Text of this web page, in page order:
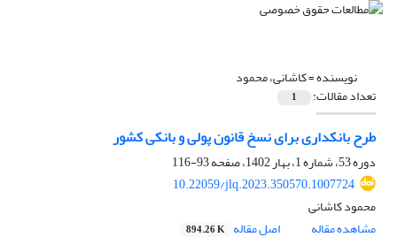
نویسنده =کاشانی، محمود
تعداد مقالات: 1
طرح بانکداری برای نسخ قانون پولی و بانکی کشور
دوره 53، شماره 1، بهار 1402، صفحه
93-116
10.22059/jlq.2023.350570.1007724
محمود کاشانی
مشاهده مقاله
اصل مقاله 894.26 K